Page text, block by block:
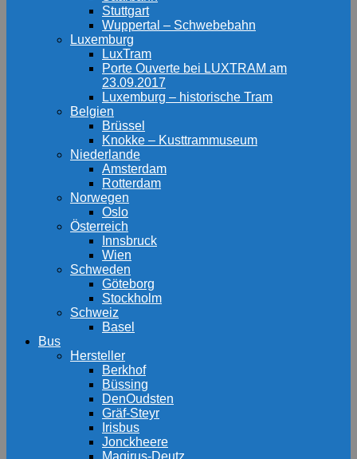
Stuttgart
Wuppertal – Schwebebahn
Luxemburg
LuxTram
Porte Ouverte bei LUXTRAM am
23.09.2017
Luxemburg – historische Tram
Belgien
Brüssel
Knokke – Kusttrammuseum
Niederlande
Amsterdam
Rotterdam
Norwegen
Oslo
Österreich
Innsbruck
Wien
Schweden
Göteborg
Stockholm
Schweiz
Basel
Bus
Hersteller
Berkhof
Büssing
DenOudsten
Gräf-Steyr
Irisbus
Jonckheere
Magirus-Deutz